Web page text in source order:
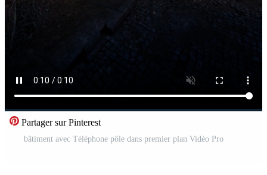
Partager sur Pinterest
bâtiment avec Téléphone pôle dans premier plan Vidéo Pro